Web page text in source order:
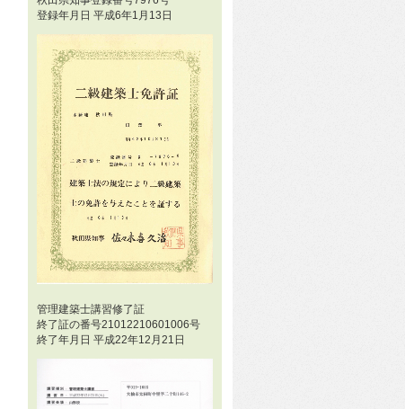
登録年月日 平成6年1月13日
管理建築士講習修了証
終了証の番号21012210601006号
終了年月日 平成22年12月21日